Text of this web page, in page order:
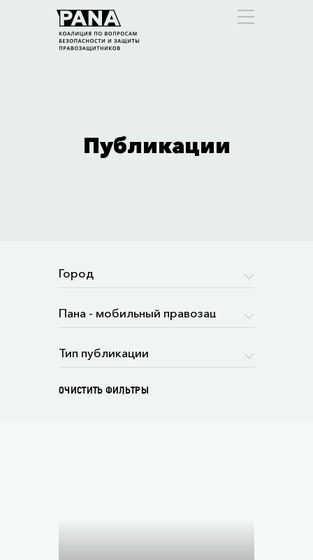
Публикации
ОЧИСТИТЬ ФИЛЬТРЫ